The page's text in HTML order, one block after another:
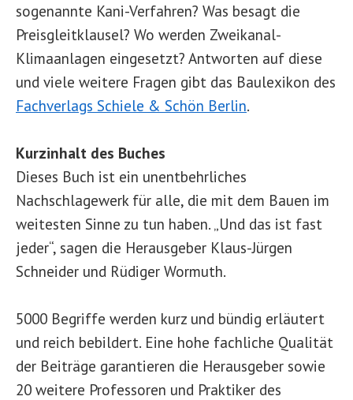
sogenannte Kani-Verfahren? Was besagt die
Preisgleitklausel? Wo werden Zweikanal-
Klimaanlagen eingesetzt? Antworten auf diese
und viele weitere Fragen gibt das Baulexikon des
Fachverlags Schiele & Schön Berlin.
Kurzinhalt des Buches
Dieses Buch ist ein unentbehrliches
Nachschlagewerk für alle, die mit dem Bauen im
weitesten Sinne zu tun haben. „Und das ist fast
jeder“, sagen die Herausgeber Klaus-Jürgen
Schneider und Rüdiger Wormuth.
5000 Begriffe werden kurz und bündig erläutert
und reich bebildert. Eine hohe fachliche Qualität
der Beiträge garantieren die Herausgeber sowie
20 weitere Professoren und Praktiker des